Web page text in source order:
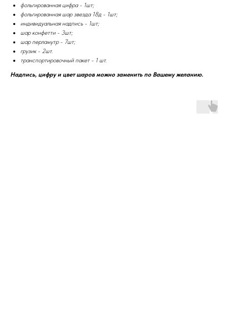
фольгированная цифра - 1шт;
фольгированная шар звезда 18д - 1шт;
индивидуальная надпись - 1шт;
шар конфетти - 3шт;
шар перламутр - 7шт;
грузик - 2шт.
транспортировочный пакет - 1 шт.
Надпись, цифру и цвет шаров можно заменить по Вашему желанию.